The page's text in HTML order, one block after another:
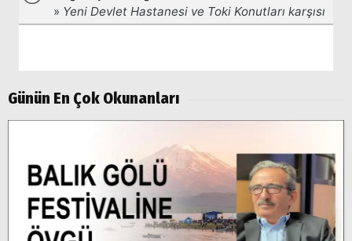
Günün En Çok Okunanları
Arama
Ağrı
Doğubayazıt